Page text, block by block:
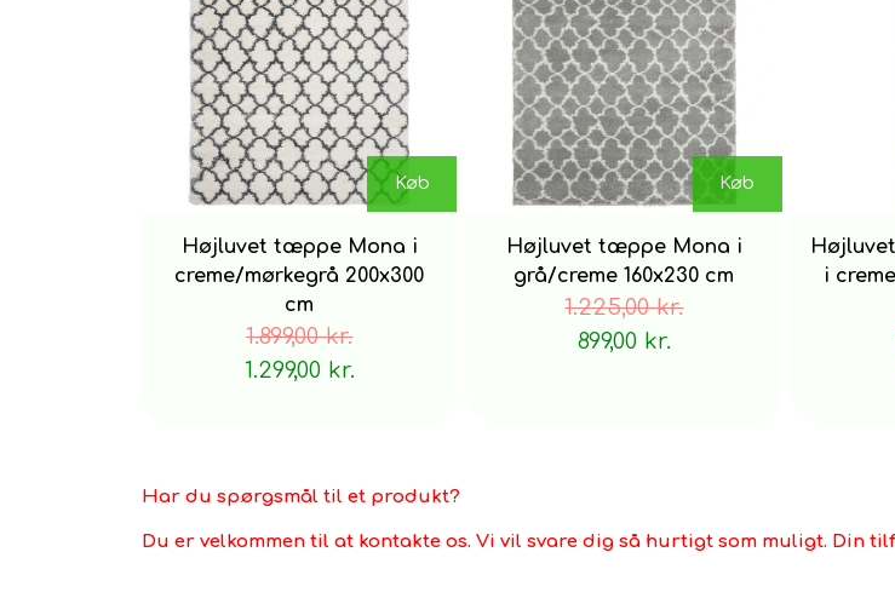
Træk ikke løse ender, men klip
Vi anbefaler at bruge et
Køb
Højluvet tæppe Mona i
creme/mørkegrå 200x300
cm
1.899,00 kr.
1.299,00 kr.
Køb
Højluvet tæppe Mona i
grå/creme 160x230 cm
1.225,00 kr.
899,00 kr.
i
Har du spørgsmål til et produkt?
Du er velkommen til at kontakte os. Vi vil svare dig så hurtigt som muligt. Din